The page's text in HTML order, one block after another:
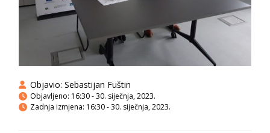
Objavio: Sebastijan Fuštin
Objavljeno: 16:30 - 30. siječnja, 2023.
Zadnja izmjena: 16:30 - 30. siječnja, 2023.